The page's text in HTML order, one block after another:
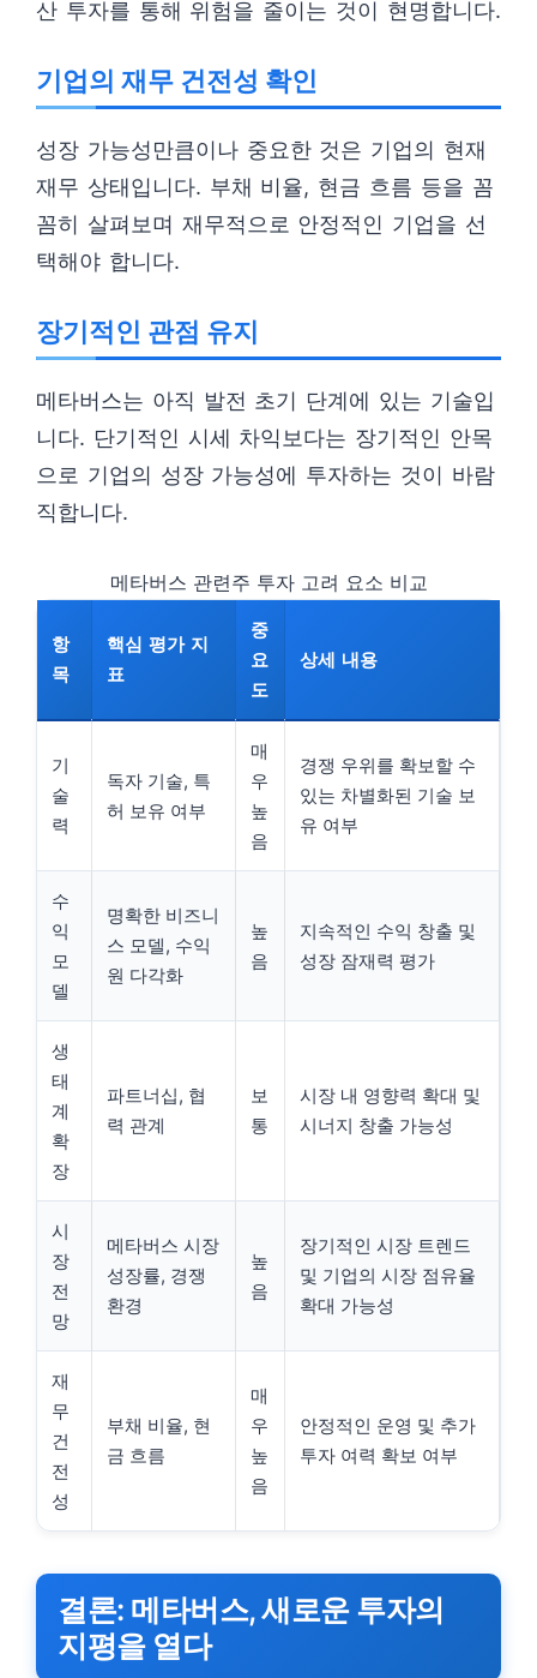
산 투자를 통해 위험을 줄이는 것이 현명합니다.
기업의 재무 건전성 확인
성장 가능성만큼이나 중요한 것은 기업의 현재
재무 상태입니다. 부채 비율, 현금 흐름 등을 꼼
꼼히 살펴보며 재무적으로 안정적인 기업을 선
택해야 합니다.
장기적인 관점 유지
메타버스는 아직 발전 초기 단계에 있는 기술입
니다. 단기적인 시세 차익보다는 장기적인 안목
으로 기업의 성장 가능성에 투자하는 것이 바람
직합니다.
메타버스 관련주 투자 고려 요소 비교
항
목
핵심 평가 지
표
중
요
도
상세 내용
기
술
력
독자 기술, 특
허 보유 여부
매
우
높
음
경쟁 우위를 확보할 수
있는 차별화된 기술 보
유 여부
수
익
모
델
명확한 비즈니
스 모델, 수익
원 다각화
높
음
지속적인 수익 창출 및
성장 잠재력 평가
생
태
계
확
장
파트너십, 협
력 관계
보
통
시장 내 영향력 확대 및
시너지 창출 가능성
시
장
전
망
메타버스 시장
성장률, 경쟁
환경
높
음
장기적인 시장 트렌드
및 기업의 시장 점유율
확대 가능성
재
무
건
전
성
부채 비율, 현
금 흐름
매
우
높
음
안정적인 운영 및 추가
투자 여력 확보 여부
결론: 메타버스, 새로운 투자의
지평을 열다